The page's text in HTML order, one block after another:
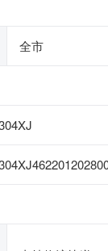
全市